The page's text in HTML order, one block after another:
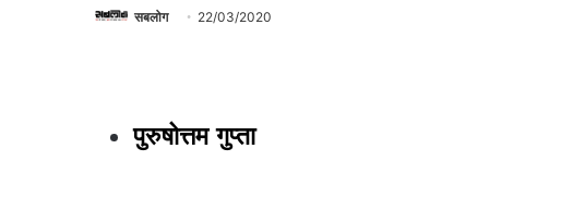
सबलोग 22/03/2020
पुरुषोत्तम गुप्ता